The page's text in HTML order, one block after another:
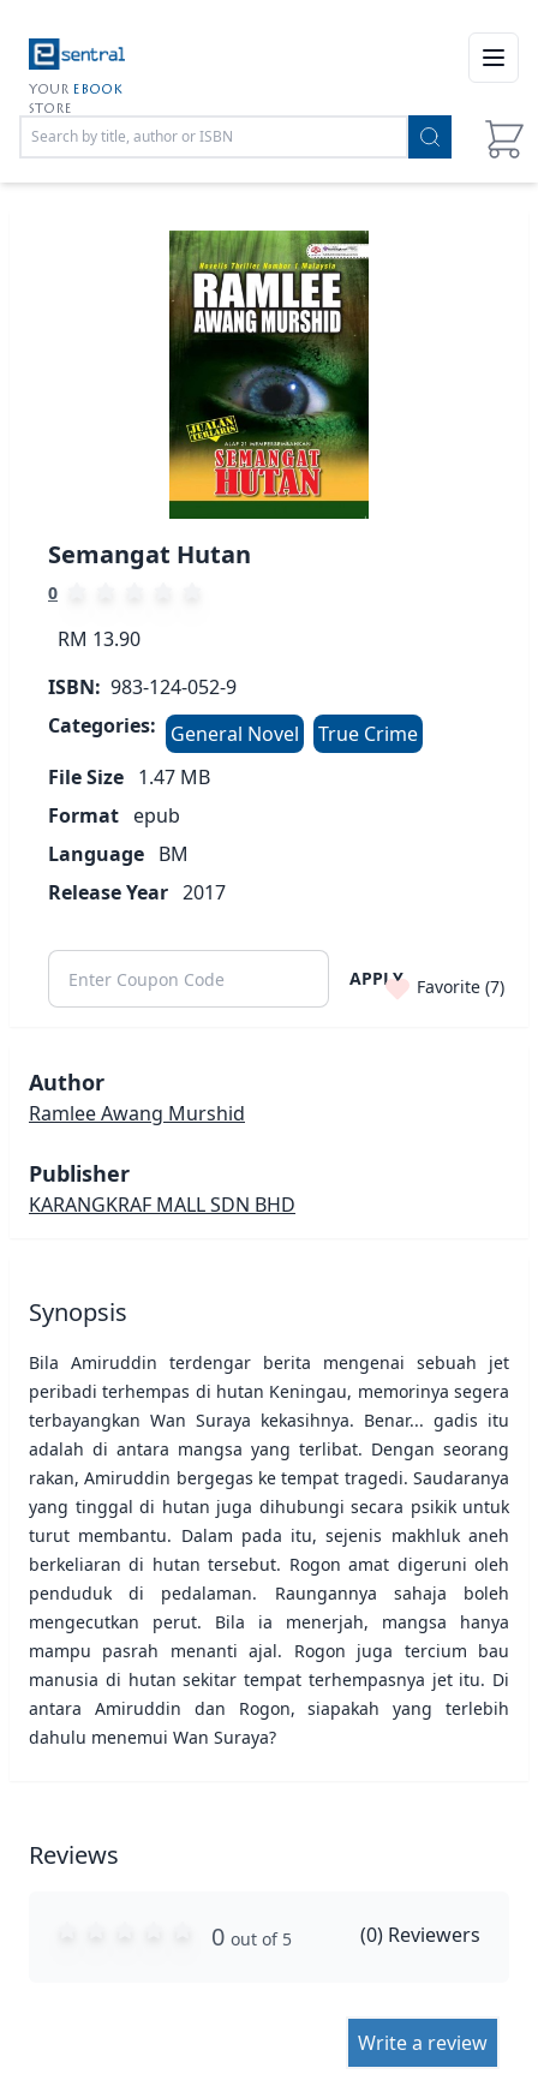
YOUR EBOOK
STORE
Semangat Hutan
0
RM 13.90
ISBN: 983-124-052-9
Categories:
General Novel
True Crime
File Size 1.47 MB
Format epub
Language BM
Release Year 2017
APPLY Favorite (7)
Author
Ramlee Awang Murshid
Publisher
KARANGKRAF MALL SDN BHD
Synopsis
Bila Amiruddin terdengar berita mengenai sebuah jet
peribadi terhempas di hutan Keningau, memorinya segera
terbayangkan Wan Suraya kekasihnya. Benar... gadis itu
adalah di antara mangsa yang terlibat. Dengan seorang
rakan, Amiruddin bergegas ke tempat tragedi. Saudaranya
yang tinggal di hutan juga dihubungi secara psikik untuk
turut membantu. Dalam pada itu, sejenis makhluk aneh
berkeliaran di hutan tersebut. Rogon amat digeruni oleh
penduduk di pedalaman. Raungannya sahaja boleh
mengecutkan perut. Bila ia menerjah, mangsa hanya
mampu pasrah menanti ajal. Rogon juga tercium bau
manusia di hutan sekitar tempat terhempasnya jet itu. Di
antara Amiruddin dan Rogon, siapakah yang terlebih
dahulu menemui Wan Suraya?
Reviews
0 out of 5 (0) Reviewers
Write a review